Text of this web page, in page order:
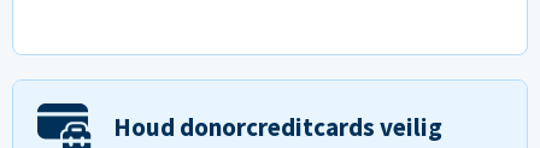
Houd donorcreditcards veilig